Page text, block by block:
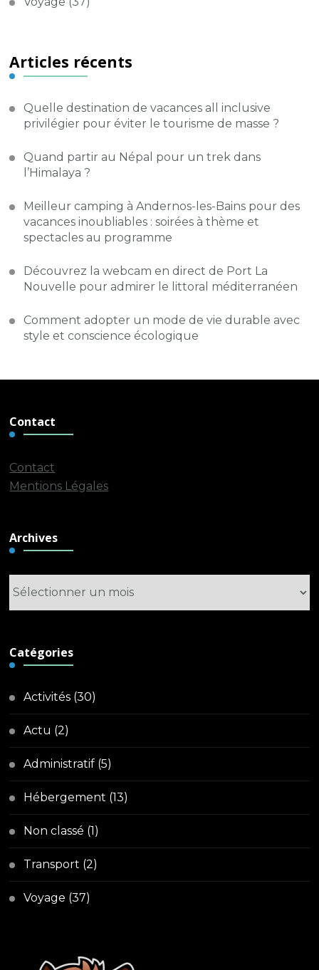
Articles récents
Quelle destination de vacances all inclusive
privilégier pour éviter le tourisme de masse ?
Quand partir au Népal pour un trek dans
l’Himalaya ?
Meilleur camping à Andernos-les-Bains pour des
vacances inoubliables : soirées à thème et
spectacles au programme
Découvrez la webcam en direct de Port La
Nouvelle pour admirer le littoral méditerranéen
Comment adopter un mode de vie durable avec
style et conscience écologique
Contact
Contact
Mentions Légales
Archives
Catégories
Activités (30)
Actu (2)
Administratif (5)
Hébergement (13)
Non classé (1)
Transport (2)
Voyage (37)